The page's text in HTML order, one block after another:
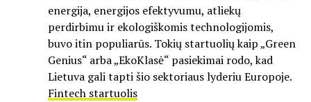
energija, energijos efektyvumu, atliekų
perdirbimu ir ekologiškomis technologijomis,
buvo itin populiarūs. Tokių startuolių kaip „Green
Genius“ arba „EkoKlasė“ pasiekimai rodo, kad
Lietuva gali tapti šio sektoriaus lyderiu Europoje.
Fintech startuolis